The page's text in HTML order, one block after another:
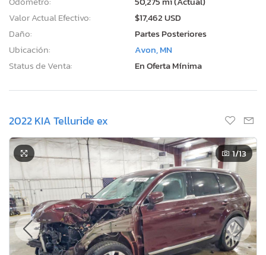
Valor Actual Efectivo:
$17,462 USD
Daño:
Partes Posteriores
Ubicación:
Avon, MN
Status de Venta:
En Oferta Mínima
2022 KIA Telluride ex
1/13